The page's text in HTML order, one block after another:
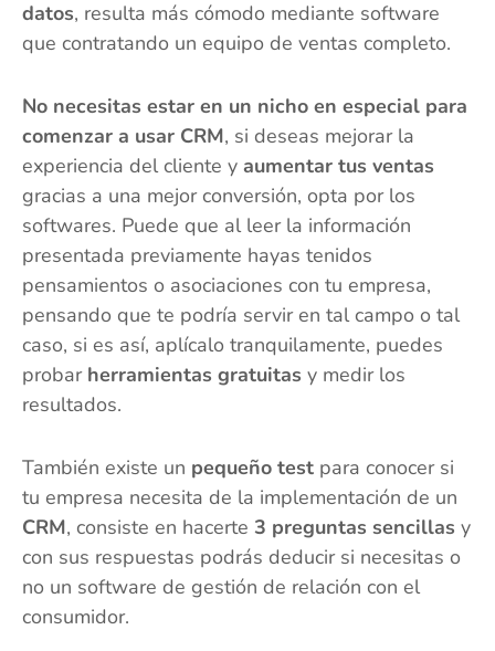
datos, resulta más cómodo mediante software
que contratando un equipo de ventas completo.
No necesitas estar en un nicho en especial para
comenzar a usar CRM, si deseas mejorar la
experiencia del cliente y aumentar tus ventas
gracias a una mejor conversión, opta por los
softwares. Puede que al leer la información
presentada previamente hayas tenidos
pensamientos o asociaciones con tu empresa,
pensando que te podría servir en tal campo o tal
caso, si es así, aplícalo tranquilamente, puedes
probar herramientas gratuitas y medir los
resultados.
También existe un pequeño test para conocer si
tu empresa necesita de la implementación de un
CRM, consiste en hacerte 3 preguntas sencillas y
con sus respuestas podrás deducir si necesitas o
no un software de gestión de relación con el
consumidor.